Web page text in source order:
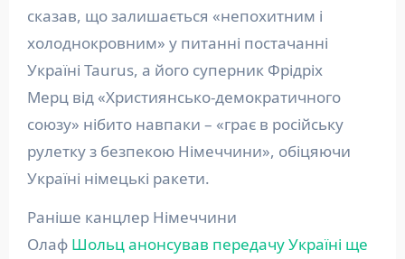
сказав, що залишається «непохитним і
холоднокровним» у питанні постачанні
Україні Taurus, а його суперник Фрідріх
Мерц від «Християнсько-демократичного
союзу» нібито навпаки – «грає в російську
рулетку з безпекою Німеччини», обіцяючи
Україні німецькі ракети.
Раніше канцлер Німеччини
ОлафШольц анонсував передачу Україні ще